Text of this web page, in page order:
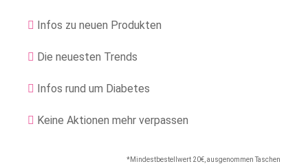
Infos zu neuen Produkten
Die neuesten Trends
Infos rund um Diabetes
Keine Aktionen mehr verpassen
*Mindestbestellwert 20€, ausgenommen Taschen